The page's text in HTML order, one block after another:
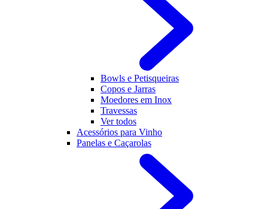
Bowls e Petisqueiras
Copos e Jarras
Moedores em Inox
Travessas
Ver todos
Acessórios para Vinho
Panelas e Caçarolas